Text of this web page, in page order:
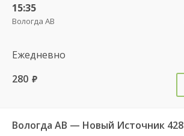
15:35
Вологда АВ
Ежедневно
280 руб.
Вологда АВ — Новый Источник 428